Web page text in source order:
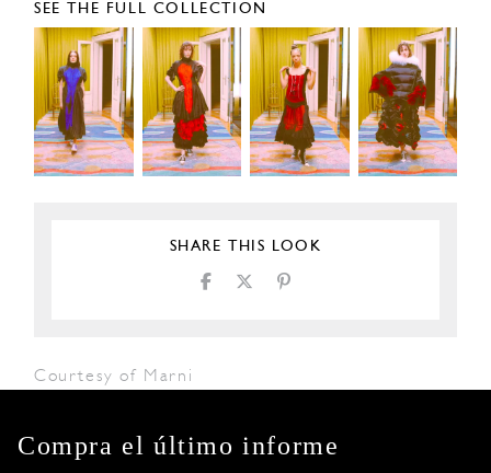
SEE THE FULL COLLECTION
SHARE THIS LOOK
Courtesy of Marni
Compra el último informe